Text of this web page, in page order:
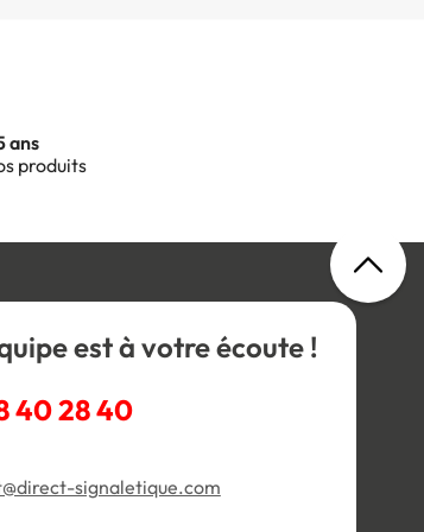
ans
produits
est à votre écoute !
40 28 40
signaletique.com